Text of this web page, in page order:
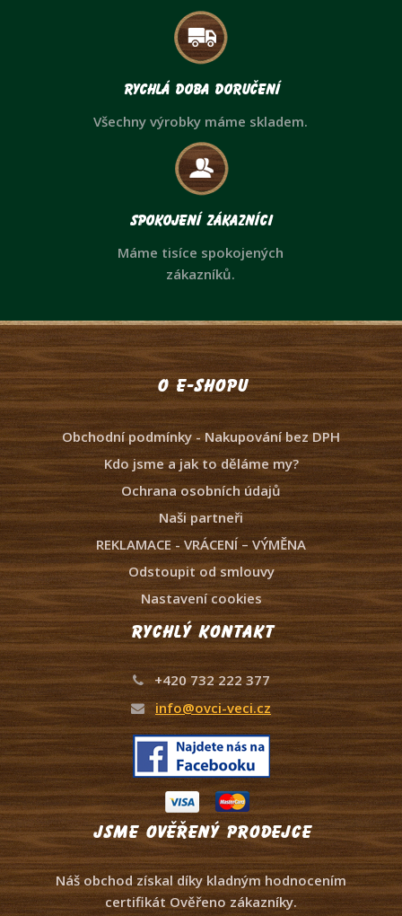
Rychlá doba doručení
Všechny výrobky máme skladem.
Spokojení zákazníci
Máme tisíce spokojených
zákazníků.
O e-shopu
Obchodní podmínky - Nakupování bez DPH
Kdo jsme a jak to děláme my?
Ochrana osobních údajů
Naši partneři
REKLAMACE - VRÁCENÍ – VÝMĚNA
Odstoupit od smlouvy
Nastavení cookies
Rychlý kontakt
+420 732 222 377
info@ovci-veci.cz
Jsme ověřený prodejce
Náš obchod získal díky kladným hodnocením
certifikát Ověřeno zákazníky.